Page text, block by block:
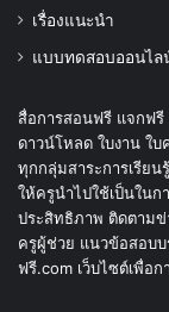
เรื่องแนะนำ
แบบทดสอบออนไล
สื่อการสอนฟรี แจกฟ
ดาวน์โหลด ใบงาน ใ
ทุกกลุ่มสาระการเรีย
ให้ครูนำไปใช้เป็นในก
ประสิทธิภาพ ติดตาม
ครูผู้ช่วย แนวข้อสอบ
ฟรี.com เว็บไซต์เพื่อ